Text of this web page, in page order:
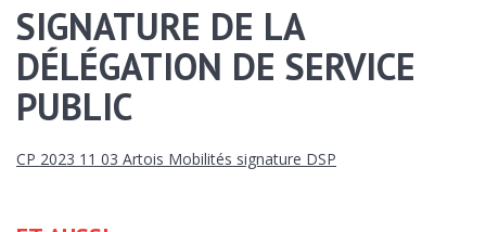
SIGNATURE DE LA
DÉLÉGATION DE SERVICE
PUBLIC
CP 2023 11 03 Artois Mobilités signature DSP